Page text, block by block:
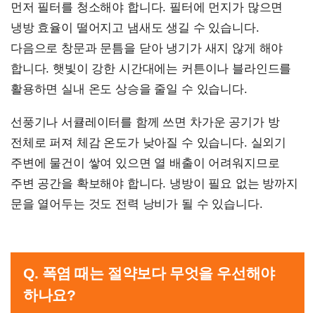
먼저 필터를 청소해야 합니다. 필터에 먼지가 많으면
냉방 효율이 떨어지고 냄새도 생길 수 있습니다.
다음으로 창문과 문틈을 닫아 냉기가 새지 않게 해야
합니다. 햇빛이 강한 시간대에는 커튼이나 블라인드를
활용하면 실내 온도 상승을 줄일 수 있습니다.
선풍기나 서큘레이터를 함께 쓰면 차가운 공기가 방
전체로 퍼져 체감 온도가 낮아질 수 있습니다. 실외기
주변에 물건이 쌓여 있으면 열 배출이 어려워지므로
주변 공간을 확보해야 합니다. 냉방이 필요 없는 방까지
문을 열어두는 것도 전력 낭비가 될 수 있습니다.
Q. 폭염 때는 절약보다 무엇을 우선해야
하나요?